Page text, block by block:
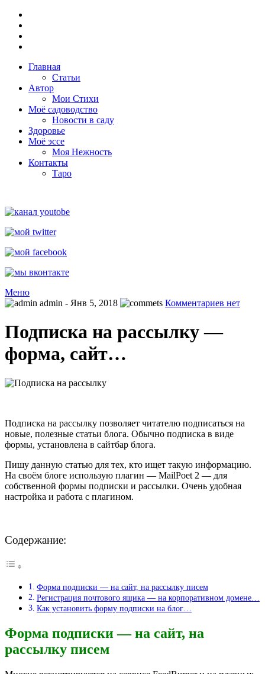
Главная
Статьи
Автор
Мои Стихи
Моё садоводство
Новости в саду
Здоровье
Моё эссе
Моя Нежность
Контакты
Таро
Меню
admin - Янв 5, 2018 Комментариев нет
Подписка на рассылку —
форма, сайт…
Подписка на рассылку позволяет читателю подписаться на
новые, полезные статьи блога. Обычно подписка в виде
формы, установлена в сайтбар блога.
Пишу данную статью для тех, кто ищет такую информацию.
На своём блоге использую плагин — MailPoet 2 — для
собственной формы подписки и рассылки. Очень удобная
настройка и работа с плагином.
Содержание:
Форма подписки — на сайт, на рассылку писем
Регистрация почтового ящика — на корпоративном домене…
Как установить форму подписки на блог…
Форма подписки — на сайт, на
рассылку писем